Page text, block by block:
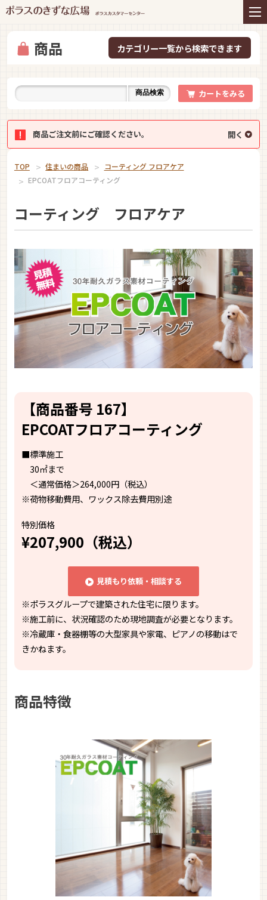
住まいの商品
インテリアコーディネー
ト
アフターサービス
プレゼント＆コミュニテ
イベント お問い合わせ
商品
商品検索 カートをみる
商品ご注文前にご確認ください。
TOP 住まいの商品
コーティング フロアケア
EPCOATフロアコーティング
コーティング フロアケア
【商品番号 167】
EPCOATフロアコーティング
■標準施工
30㎡まで
＜通常価格＞264,000円（税込）
※荷物移動費用、ワックス除去費用別途
特別価格
¥207,900（税込）
見積もり依頼・相談する
※ポラスグループで建築された住宅に限ります。
※施工前に、状況確認のため現地調査が必要となります。
※冷蔵庫・食器棚等の大型家具や家電、ピアノの移動はで
きかねます。
商品特徴